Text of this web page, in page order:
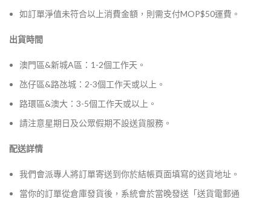
如訂單淨值未符合以上消費金額，則需支付MOP$50運費。
出貨時間
澳門區&新城A區：1-2個工作天。
氹仔區&路氹城：2-3個工作天或以上。
路環區&澳大：3-5個工作天或以上。
請注意星期日及公眾假期不設送貨服務。
配送詳情
我們會派專人將訂單寄送到你於結帳頁面填寫的送貨地址。
當你的訂單從倉庫發貨後，系統會於當晚發送「送貨電郵通